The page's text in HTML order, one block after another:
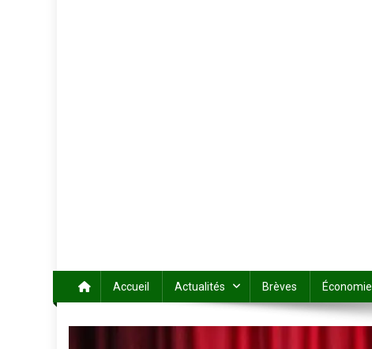
Accueil Actualités Brèves Économie